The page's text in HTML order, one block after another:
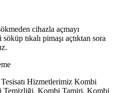
cihazla açmayı
tıkalı pimaşı açtıktan sora
Hizmetlerimiz Kombi
Temizliği, Kombi Tamiri, Kombi